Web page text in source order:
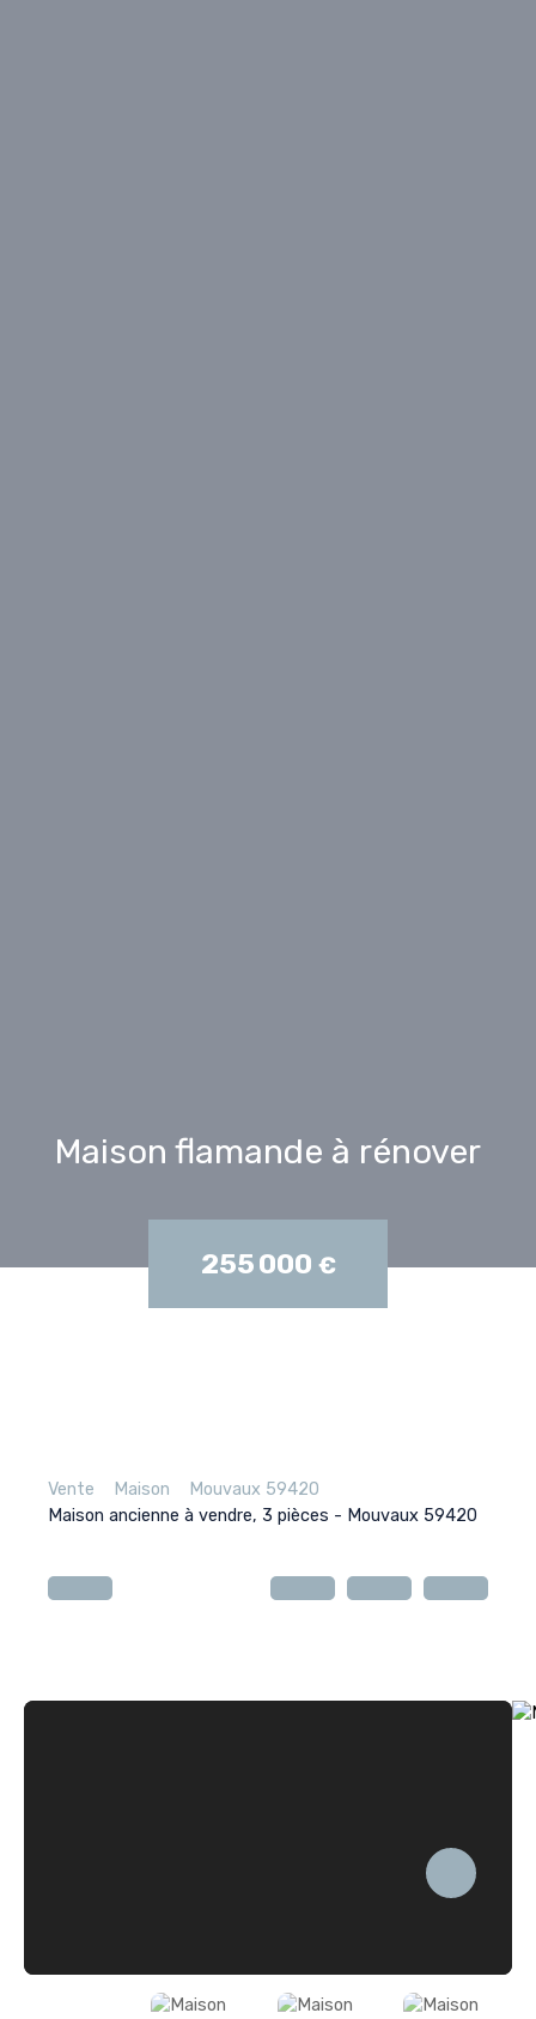
Maison flamande à rénover
255 000 €
Vente Maison
Mouvaux 59420
Maison ancienne à vendre, 3 pièces - Mouvaux 59420